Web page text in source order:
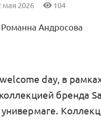
мая 2026 104
Романна Андросова
day, в
бренда